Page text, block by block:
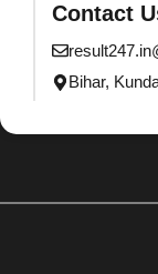
Contact
Bihar,